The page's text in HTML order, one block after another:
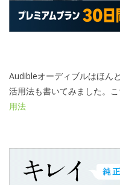
Audibleオーディブルはほん
活用法も書いてみました。
用法